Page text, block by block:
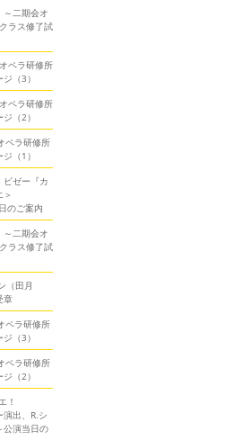
～二期会オ
ラス修了試
ペラ研修所
（3）
ペラ研修所
（2）
ペラ研修所
（1）
ビゼー『カ
＞
のご案内
～二期会オ
ラス修了試
（田月
章
ペラ研修所
（3）
ペラ研修所
（2）
！
出、R.シ
公演当日の